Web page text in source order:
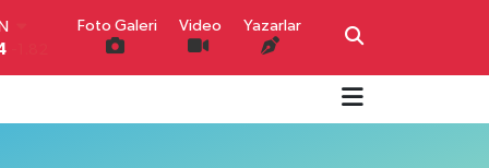
Foto Galeri Video Yazarlar